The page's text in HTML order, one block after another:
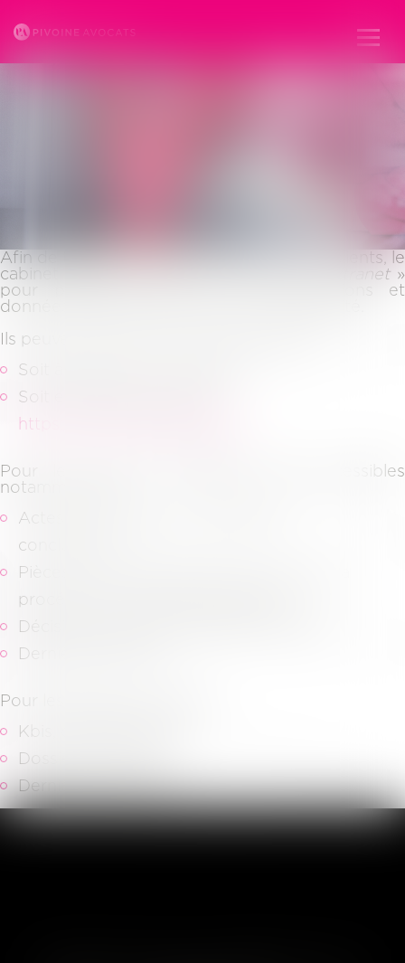
le
Afin de toujours mieux tenir informés ses clients, le
cabinet pivoine dispose d’un espace «
extranet »
pour partager avec eux les informations et
données qui les concernent en toute sécurité.
Ils peuvent accéder à leur espace client :
Soit à partir du site internet
Soit en cliquant sur le lien
https://pivoine.secibonline.fr/
Pour les dossiers judiciaires, sont accessibles
notamment les
Actes de procédures (assignation,
conclusions…)
Pièces communiquées dans le cadre de la
procédure et aux pièces adverses,
Décisions de justice (jugement, arrêts…)
Dernières factures.
Pour les dossiers juridiques,
Kbis, derniers statuts,
Dossiers d’archives,
Dernières factures.